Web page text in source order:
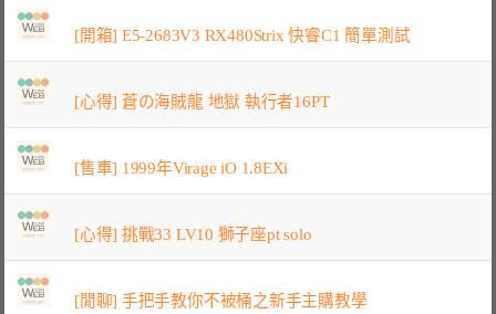
[開箱] E5-2683V3 RX480Strix 快睿C1 簡單測試
[心得] 蒼の海賊龍 地獄 執行者16PT
[售車] 1999年Virage iO 1.8EXi
[心得] 挑戰33 LV10 獅子座pt solo
[閒聊] 手把手教你不被桶之新手主購教學